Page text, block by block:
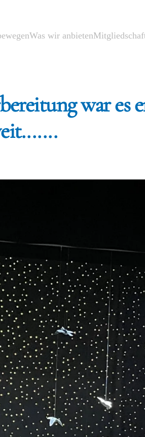
Was wir anbieten
war es